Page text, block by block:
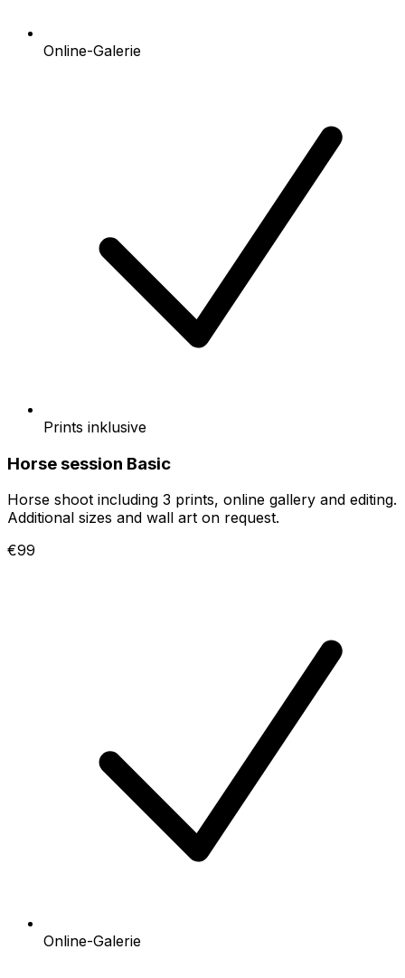
Online-Galerie
Prints inklusive
Horse session Basic
Horse shoot including 3 prints, online gallery and editing.
Additional sizes and wall art on request.
€99
Online-Galerie